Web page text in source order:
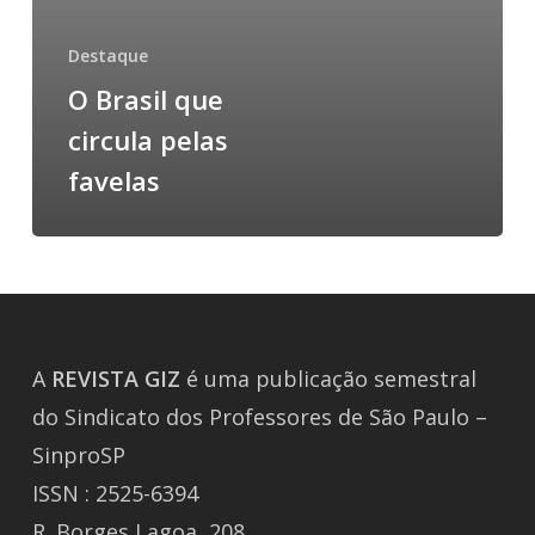
Destaque
O Brasil que
circula pelas
favelas
A REVISTA GIZ é uma publicação semestral
do Sindicato dos Professores de São Paulo –
SinproSP
ISSN : 2525-6394